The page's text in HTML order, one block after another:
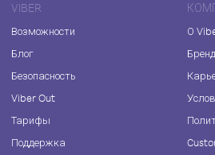
VIBER
Возможности
Блог
Безопасность
Viber Out
Тарифы
Поддержка
О